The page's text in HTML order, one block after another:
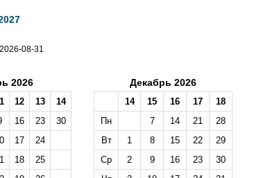
08-31
2026
12 13
14
16 23
30
17
24
18
25
Декабрь 2026
14 15 16 17
18
Пн
7 14 21
28
Вт
1 8 15 22
29
Ср
2 9 16 23
30